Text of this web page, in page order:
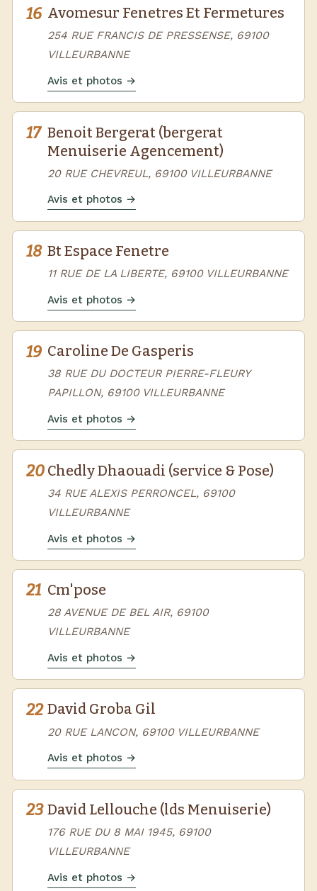
16 Avomesur Fenetres Et Fermetures
254 RUE FRANCIS DE PRESSENSE, 69100
VILLEURBANNE
Avis et photos →
17 Benoit Bergerat (bergerat
Menuiserie Agencement)
20 RUE CHEVREUL, 69100 VILLEURBANNE
Avis et photos →
18 Bt Espace Fenetre
11 RUE DE LA LIBERTE, 69100 VILLEURBANNE
Avis et photos →
19 Caroline De Gasperis
38 RUE DU DOCTEUR PIERRE-FLEURY
PAPILLON, 69100 VILLEURBANNE
Avis et photos →
20 Chedly Dhaouadi (service & Pose)
34 RUE ALEXIS PERRONCEL, 69100
VILLEURBANNE
Avis et photos →
21 Cm'pose
28 AVENUE DE BEL AIR, 69100
VILLEURBANNE
Avis et photos →
22 David Groba Gil
20 RUE LANCON, 69100 VILLEURBANNE
Avis et photos →
23 David Lellouche (lds Menuiserie)
176 RUE DU 8 MAI 1945, 69100
VILLEURBANNE
Avis et photos →